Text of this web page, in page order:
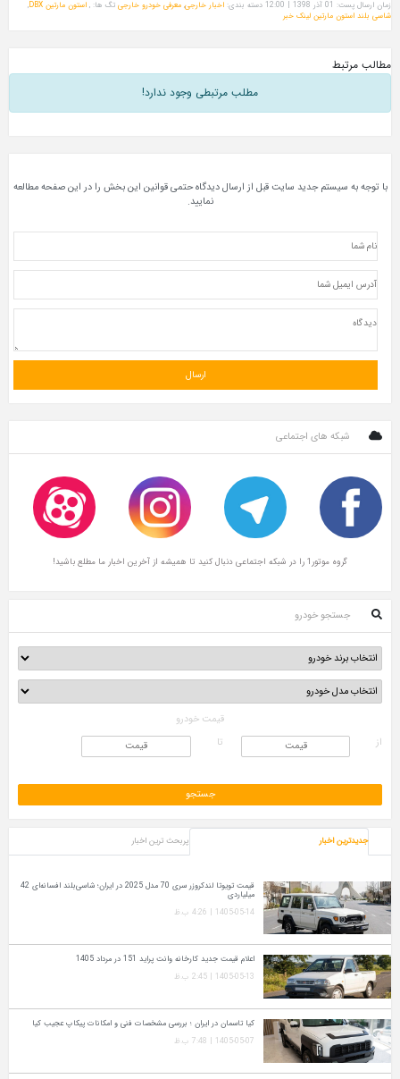
زمان ارسال پست: 01 آذر 1398 | 12:00 دسته بندی: اخبار خارجی, معرفی خودرو خارجی تگ ها: , استون مارتین DBX
,
شاسی بلند استون مارتین لینک خبر
مطالب مرتبط
مطلب مرتبطی وجود ندارد!
با توجه به سیستم جدید سایت قبل از ارسال دیدگاه حتمی قوانین این بخش را در این صفحه مطالعه
نمایید.
شبکه های اجتماعی
گروه موتور1 را در شبکه اجتماعی دنبال کنید تا همیشه از آخرین اخبار ما مطلع باشید!
جستجو خودرو
قیمت خودرو
از
تا
جدیدترین اخبار پربحث ترین اخبار
قیمت تویوتا لندکروزر سری 70 مدل 2025 در ایران؛ شاسی‌بلند افسانه‌ای 42
میلیاردی
1405-05-14 | 4:26 ب.ظ
اعلام قیمت جدید کارخانه وانت پراید 151 در مرداد 1405
1405-05-13 | 2:45 ب.ظ
کیا تاسمان در ایران ؛ بررسی مشخصات فنی و امکانات پیکاپ عجیب کیا
1405-05-07 | 7:48 ب.ظ